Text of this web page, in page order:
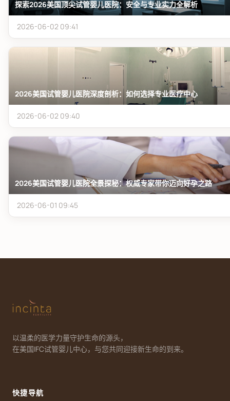
探索2026美国顶尖试管婴儿医院：安全与专业实力全解析
2026-06-02 09:41
2026美国试管婴儿医院深度剖析：如何选择专业医疗中心
2026-06-02 09:40
2026美国试管婴儿医院全景探秘：权威专家带你迈向好孕之路
2026-06-01 09:45
以温柔的医学力量守护生命的源头，
在美国IFC试管婴儿中心，与您共同迎接新生命的到来。
快捷导航